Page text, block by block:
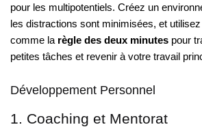
pour les multipotentiels. Créez un
les distractions sont minimisées, et
comme la règle des deux minutes pour
petites tâches et revenir à votre travail
Développement Personnel
1. Coaching et Mentorat